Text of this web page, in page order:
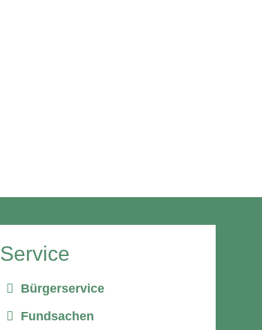
Service
Bürgerservice
Fundsachen